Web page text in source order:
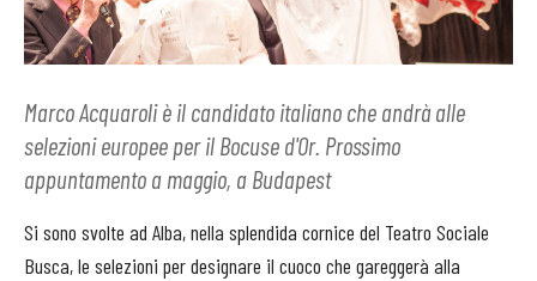
Marco Acquaroli è il candidato italiano che andrà alle
selezioni europee per il Bocuse d'Or. Prossimo
appuntamento a maggio, a Budapest
Si sono svolte ad Alba, nella splendida cornice del Teatro Sociale
Busca, le selezioni per designare il cuoco che gareggerà alla